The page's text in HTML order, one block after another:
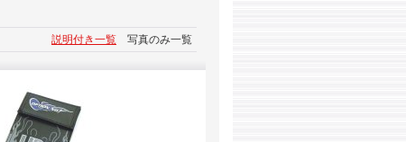
説明付き一覧 写真のみ一覧